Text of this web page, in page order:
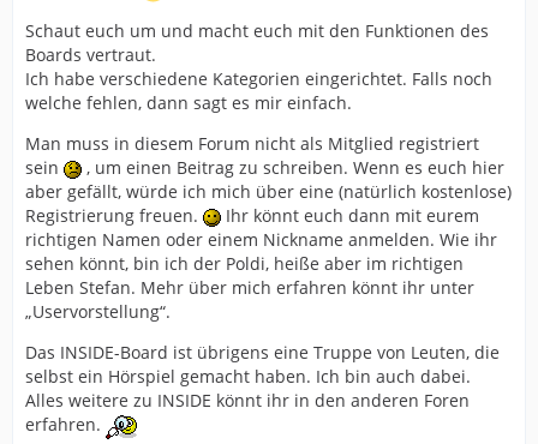
Schaut euch um und macht euch mit den Funktionen des
Boards vertraut.
Ich habe verschiedene Kategorien eingerichtet. Falls noch
welche fehlen, dann sagt es mir einfach.
Man muss in diesem Forum nicht als Mitglied registriert
sein
, um einen Beitrag zu schreiben. Wenn es euch hier
aber gefällt, würde ich mich über eine (natürlich kostenlose)
Registrierung freuen.
Ihr könnt euch dann mit eurem
richtigen Namen oder einem Nickname anmelden. Wie ihr
sehen könnt, bin ich der Poldi, heiße aber im richtigen
Leben Stefan. Mehr über mich erfahren könnt ihr unter
„Uservorstellung“.
Das INSIDE-Board ist übrigens eine Truppe von Leuten, die
selbst ein Hörspiel gemacht haben. Ich bin auch dabei.
Alles weitere zu INSIDE könnt ihr in den anderen Foren
erfahren.